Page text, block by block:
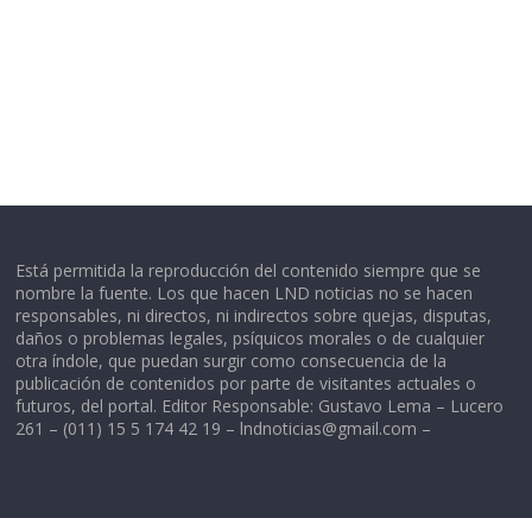
Está permitida la reproducción del contenido siempre que se
nombre la fuente. Los que hacen LND noticias no se hacen
responsables, ni directos, ni indirectos sobre quejas, disputas,
daños o problemas legales, psíquicos morales o de cualquier
otra índole, que puedan surgir como consecuencia de la
publicación de contenidos por parte de visitantes actuales o
futuros, del portal. Editor Responsable: Gustavo Lema – Lucero
261 – (011) 15 5 174 42 19 – lndnoticias@gmail.com –